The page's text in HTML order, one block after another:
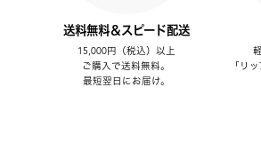
送料無料＆スピード配送
15,000円（税込）以上
ご購入で送料無料。
最短翌日にお届け。
「リ